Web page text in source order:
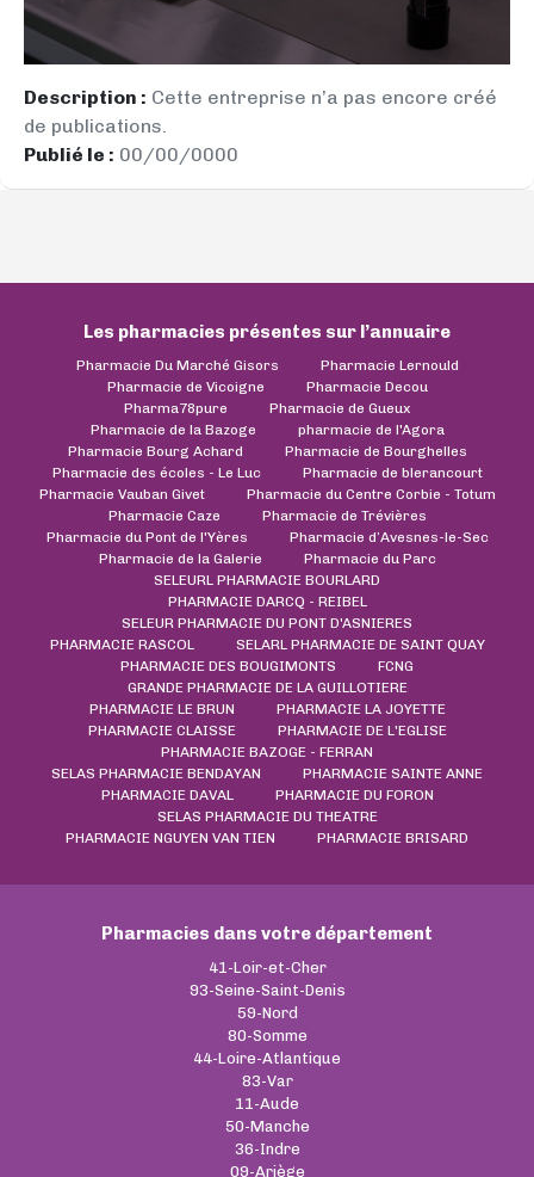
Description : Cette entreprise n’a pas encore créé
de publications.
Publié le : 00/00/0000
Les pharmacies présentes sur l’annuaire
Pharmacie Du Marché Gisors
Pharmacie Lernould
Pharmacie de Vicoigne
Pharmacie Decou
Pharma78pure
Pharmacie de Gueux
Pharmacie de la Bazoge
pharmacie de l'Agora
Pharmacie Bourg Achard
Pharmacie de Bourghelles
Pharmacie des écoles - Le Luc
Pharmacie de blerancourt
Pharmacie Vauban Givet
Pharmacie du Centre Corbie - Totum
Pharmacie Caze
Pharmacie de Trévières
Pharmacie du Pont de l'Yères
Pharmacie d’Avesnes-le-Sec
Pharmacie de la Galerie
Pharmacie du Parc
SELEURL PHARMACIE BOURLARD
PHARMACIE DARCQ - REIBEL
SELEUR PHARMACIE DU PONT D'ASNIERES
PHARMACIE RASCOL
SELARL PHARMACIE DE SAINT QUAY
PHARMACIE DES BOUGIMONTS
FCNG
GRANDE PHARMACIE DE LA GUILLOTIERE
PHARMACIE LE BRUN
PHARMACIE LA JOYETTE
PHARMACIE CLAISSE
PHARMACIE DE L'EGLISE
PHARMACIE BAZOGE - FERRAN
SELAS PHARMACIE BENDAYAN
PHARMACIE SAINTE ANNE
PHARMACIE DAVAL
PHARMACIE DU FORON
SELAS PHARMACIE DU THEATRE
PHARMACIE NGUYEN VAN TIEN
PHARMACIE BRISARD
Pharmacies dans votre département
41-Loir-et-Cher
93-Seine-Saint-Denis
59-Nord
80-Somme
44-Loire-Atlantique
83-Var
11-Aude
50-Manche
36-Indre
09-Ariège